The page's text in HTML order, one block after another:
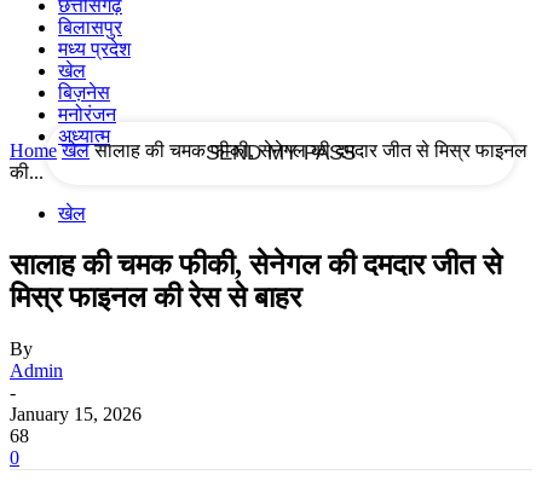
छत्तीसगढ़
बिलासपुर
मध्य प्रदेश
खेल
बिज़नेस
मनोरंजन
अध्यात्म
Home खेल सालाह की चमक फीकी, सेनेगल की दमदार जीत से मिस्र फाइनल
की...
खेल
सालाह की चमक फीकी, सेनेगल की दमदार जीत से
मिस्र फाइनल की रेस से बाहर
By
Admin
-
January 15, 2026
68
0